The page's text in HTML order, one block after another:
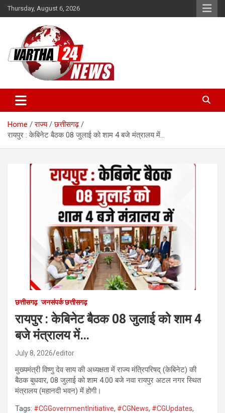
Skip
to
Thursday, August 6, 2026
Vartha 24
Home राज्य
छत्तीसगढ़
रायपुर : केबिनेट बैठक 08 जुलाई को शाम 4 बजे मंत्रालय में…
छत्तीसगढ़ जनसंपर्क छत्तीसगढ़
रायपुर : केबिनेट बैठक 08 जुलाई को शाम 4
बजे मंत्रालय में…
July 8, 2026 editor
मुख्यमंत्री विष्णु देव साय की अध्यक्षता में राज्य मंत्रिपरिषद् (केबिनेट) की
बैठक बुधवार, 08 जुलाई को शाम 4.00 बजे नवा रायपुर अटल नगर स्थित
मंत्रालय (महानदी भवन) में होगी।
Tags: #CGGovernmentInitiative, #CGNews, #CGUpdates,